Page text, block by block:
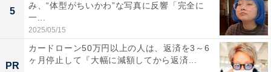
5
み、“体型がちいかわ”な写真に反響「完全に
一...
2025/05/15
PR
カードローン50万円以上の人は、返済を3～6
ヶ月停止して『大幅に減額してから返済...